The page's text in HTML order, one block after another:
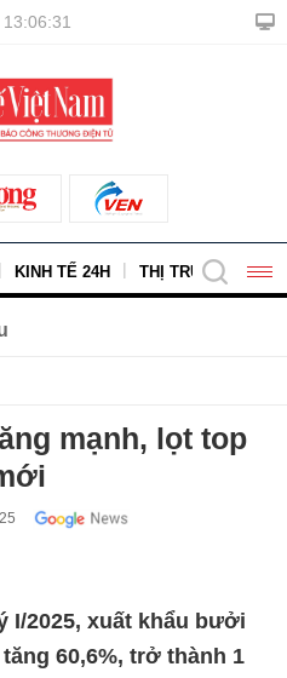
KINH TẾ 24H THỊ TRƯỜNG -
mạnh, lọt top
I/2025, xuất khẩu bưởi
60,6%, trở thành 1